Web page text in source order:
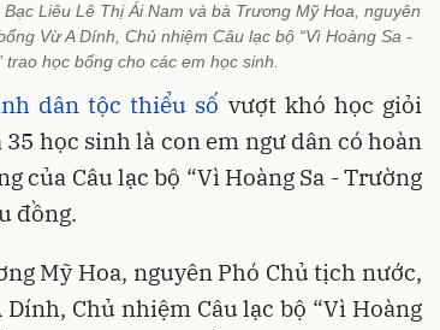
Liêu Lê Thị Ái Nam và bà Trương Mỹ Hoa, nguyên
Vừ A Dính, Chủ nhiệm Câu lạc bộ “Vì Hoàng Sa -
trao học bổng cho các em học sinh.
dân tộc thiểu số vượt khó học giỏi
học sinh là con em ngư dân có hoàn
của Câu lạc bộ “Vì Hoàng Sa - Trường
đồng.
Mỹ Hoa, nguyên Phó Chủ tịch nước,
Chủ nhiệm Câu lạc bộ “Vì Hoàng